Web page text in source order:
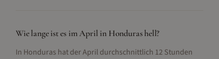
Wie lange ist es im April in Honduras hell?
In Honduras hat der April durchschnittlich 12 Stunden